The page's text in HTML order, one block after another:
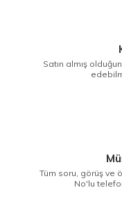
Satın almış
Tüm soru, görüş ve
No'lu